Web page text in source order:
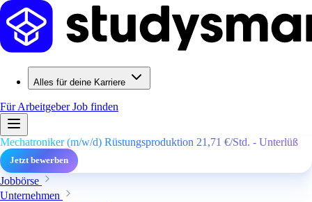
Alles für deine Karriere
Für ArbeitgeberJob finden
Mechatroniker (m/w/d) Rüstungsproduktion 21,71 €/Std. - Unterlüß
Jetzt bewerben
Jobbörse
Unternehmen